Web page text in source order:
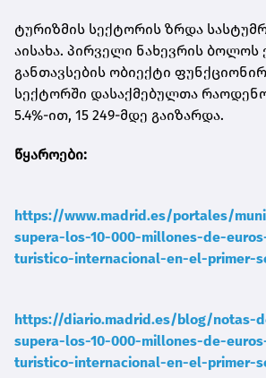
ტურიზმის სექტორის ზრდა
აისახა. პირველი ნახევრის ბოლოს
განთავსების ობიექტი
სექტორში დასაქმებულთა
5.4%-ით, 15 249-მდე გაიზარდა.
წყაროები:
https://www.madrid.es/portales/
supera-los-10-000-millones-de-
turistico-internacional-en-el-primer-
https://diario.madrid.es/blog/notas-
supera-los-10-000-millones-de-
turistico-internacional-en-el-primer-